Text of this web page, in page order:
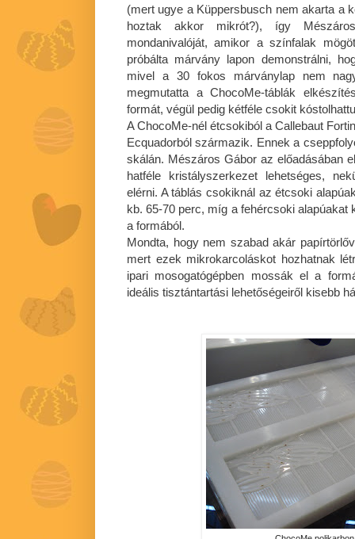
(mert ugye a Küppersbusch nem akarta a
hoztak akkor mikrót?), így
mondanivalóját, amikor a színfalak
próbálta márvány lapon demonstrálni,
mivel a 30 fokos márványlap nem
megmutatta a ChocoMe-táblák
formát, végül pedig kétféle csokit
A ChocoMe-nél étcsokiból a Callebaut
Ecquadorból származik. Ennek a
skálán. Mészáros Gábor az előadásában
hatféle kristályszerkezet lehetséges,
elérni. A táblás csokiknál az étcsoki
kb. 65-70 perc, míg a fehércsoki alapúakat
a formából.
Mondta, hogy nem szabad akár
mert ezek mikrokarcoláskot hozhatnak
ipari mosogatógépben mossák el a
ideális tisztántartási lehetőségeiről kisebb